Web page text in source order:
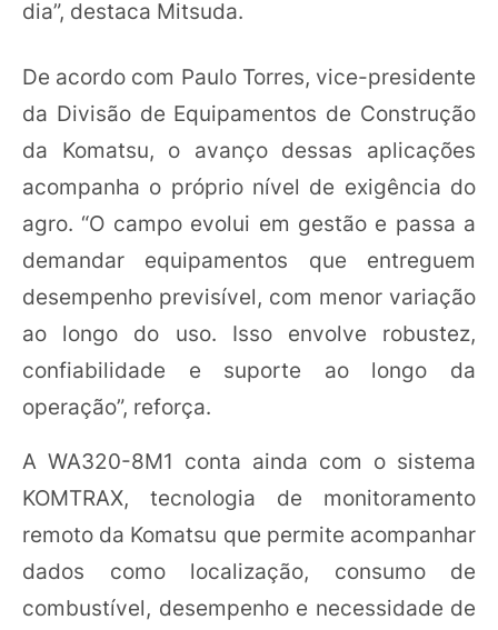
dia”, destaca Mitsuda.
De acordo com Paulo Torres, vice-presidente
da Divisão de Equipamentos de Construção
da Komatsu, o avanço dessas aplicações
acompanha o próprio nível de exigência do
agro. “O campo evolui em gestão e passa a
demandar equipamentos que entreguem
desempenho previsível, com menor variação
ao longo do uso. Isso envolve robustez,
confiabilidade e suporte ao longo da
operação”, reforça.
A WA320-8M1 conta ainda com o sistema
KOMTRAX, tecnologia de monitoramento
remoto da Komatsu que permite acompanhar
dados como localização, consumo de
combustível, desempenho e necessidade de